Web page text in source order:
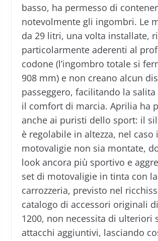
basso, ha permesso di
notevolmente gli ingombri. Le
da 29 litri, una volta installate,
particolarmente aderenti al
codone (l’ingombro totale si
908 mm) e non creano alcun
passeggero, facilitando la
il comfort di marcia. Aprilia ha
anche ai puristi dello sport: il
è regolabile in altezza, nel caso
motovaligie non sia montate,
look ancora più sportivo e
set di motovaligie in tinta con la
carrozzeria, previsto nel
catalogo di accessori originali
1200, non necessita di ulteriori
attacchi aggiuntivi, lasciando